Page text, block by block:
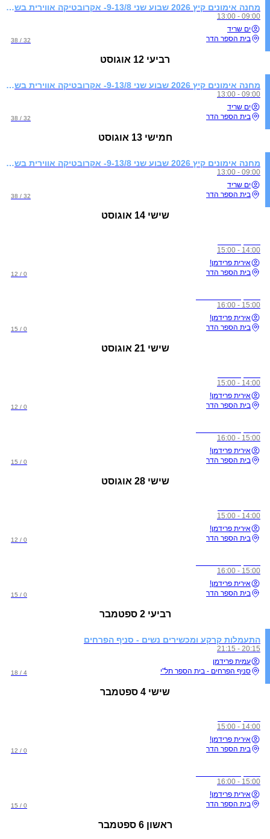
מחנה אימונים קיץ 2026 שבוע שני 9-13/8- אקרובטיקה אווירית בשילוב התעמלות קרקע
09:00 - 13:00
ים שריד
בית הספר הדר
32 / 38
רביעי 12 אוגוסט
מחנה אימונים קיץ 2026 שבוע שני 9-13/8- אקרובטיקה אווירית בשילוב התעמלות קרקע
09:00 - 13:00
ים שריד
בית הספר הדר
32 / 38
חמישי 13 אוגוסט
מחנה אימונים קיץ 2026 שבוע שני 9-13/8- אקרובטיקה אווירית בשילוב התעמלות קרקע
09:00 - 13:00
ים שריד
בית הספר הדר
32 / 38
שישי 14 אוגוסט
14:00 - 15:00
אירית פרידמן!
בית הספר הדר
0 / 12
15:00 - 16:00
אירית פרידמן!
בית הספר הדר
0 / 15
שישי 21 אוגוסט
14:00 - 15:00
אירית פרידמן!
בית הספר הדר
0 / 12
15:00 - 16:00
אירית פרידמן!
בית הספר הדר
0 / 15
שישי 28 אוגוסט
14:00 - 15:00
אירית פרידמן!
בית הספר הדר
0 / 12
15:00 - 16:00
אירית פרידמן!
בית הספר הדר
0 / 15
רביעי 2 ספטמבר
התעמלות קרקע ומכשירים נשים - סניף הפרחים
20:15 - 21:15
עמית פרידמן
סניף הפרחים - בית הספר תל"י
4 / 18
שישי 4 ספטמבר
14:00 - 15:00
אירית פרידמן!
בית הספר הדר
0 / 12
15:00 - 16:00
אירית פרידמן!
בית הספר הדר
0 / 15
ראשון 6 ספטמבר